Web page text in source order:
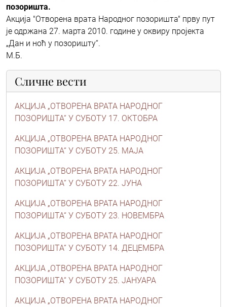
позоришта.
Акција "Отворена врата Народног позоришта" прву пут
је одржана 27. марта 2010. године у оквиру пројекта
„Дан и ноћ у позоришту“.
М.Б.
Сличне вести
АКЦИЈА „ОТВОРЕНА ВРАТА НАРОДНОГ
ПОЗОРИШТА“ У СУБОТУ 17. ОКТОБРА
АКЦИЈА „ОТВОРЕНА ВРАТА НАРОДНОГ
ПОЗОРИШТА“ У СУБОТУ 25. MAJA
АКЦИЈА „ОТВОРЕНА ВРАТА НАРОДНОГ
ПОЗОРИШТА“ У СУБОТУ 22. ЈУНА
АКЦИЈА „ОТВОРЕНА ВРАТА НАРОДНОГ
ПОЗОРИШТА“ У СУБОТУ 23. НОВЕМБРА
АКЦИЈА „ОТВОРЕНА ВРАТА НАРОДНОГ
ПОЗОРИШТА“ У СУБОТУ 14. ДЕЦЕМБРА
АКЦИЈА „ОТВОРЕНА ВРАТА НАРОДНОГ
ПОЗОРИШТА“ У СУБОТУ 25. ЈАНУАРА
АКЦИЈА „ОТВОРЕНА ВРАТА НАРОДНОГ